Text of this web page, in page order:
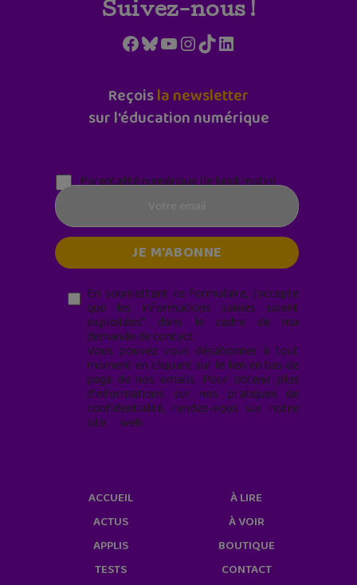
Suivez-nous !
Facebook
Bluesky
YouTube
Instagram
TikTokLinkedIn
Reçoisla newsletter
sur l'éducation numérique
Parentalité numérique (le lundi matin)
En soumettant ce formulaire, j’accepte
que les informations saisies soient
exploitées* dans le cadre de ma
demande de contact.
Vous pouvez vous désabonner à tout
moment en cliquant sur le lien en bas de
page de nos emails. Pour obtenir plus
d'informations sur nos pratiques de
confidentialité, rendez-vous sur notre
site web
ACCUEIL
ACTUS
APPLIS
TESTS
À LIRE
À VOIR
BOUTIQUE
CONTACT